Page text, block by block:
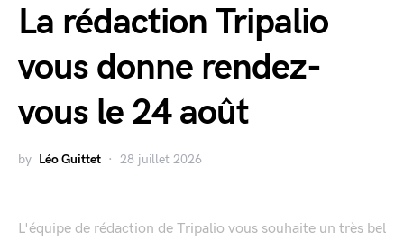
La rédaction Tripalio
vous donne rendez-
vous le 24 août
by Léo Guittet 28 juillet 2026
L'équipe de rédaction de Tripalio vous souhaite un très bel